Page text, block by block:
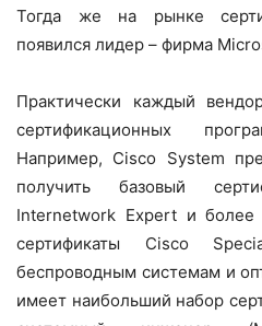
Тогда же на рынке
появился лидер – фирма
Практически каждый
сертификационных
Например, Cisco System
получить базовый
Internetwork Expert и более
сертификаты Cisco
беспроводным системам и
имеет наибольший набор